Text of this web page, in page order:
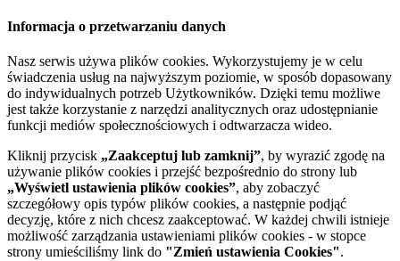
Informacja o przetwarzaniu danych
Nasz serwis używa plików cookies. Wykorzystujemy je w celu
świadczenia usług na najwyższym poziomie, w sposób dopasowany
do indywidualnych potrzeb Użytkowników. Dzięki temu możliwe
jest także korzystanie z narzędzi analitycznych oraz udostępnianie
funkcji mediów społecznościowych i odtwarzacza wideo.
Kliknij przycisk „Zaakceptuj lub zamknij”, by wyrazić zgodę na
używanie plików cookies i przejść bezpośrednio do strony lub
„Wyświetl ustawienia plików cookies”, aby zobaczyć
szczegółowy opis typów plików cookies, a następnie podjąć
decyzję, które z nich chcesz zaakceptować. W każdej chwili istnieje
możliwość zarządzania ustawieniami plików cookies - w stopce
strony umieściliśmy link do "Zmień ustawienia Cookies".